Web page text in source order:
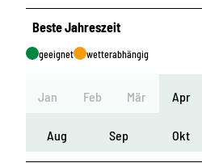
Beste Jahreszeit
geeignet wetterabhängig
Jan Feb Mär Apr
Aug Sep Okt